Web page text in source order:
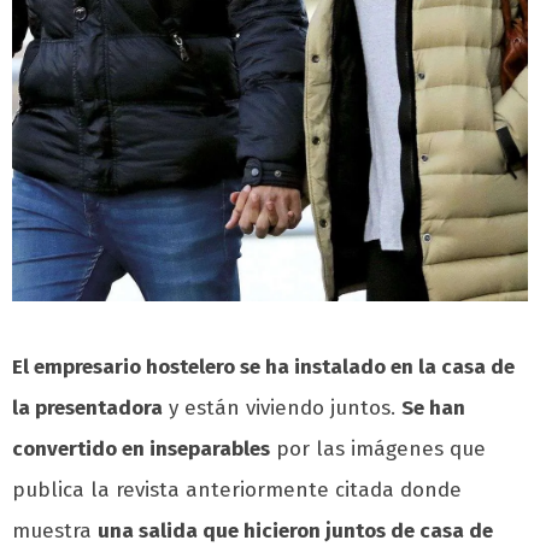
El empresario hostelero se ha instalado en la casa de
la presentadora y están viviendo juntos. Se han
convertido en inseparables por las imágenes que
publica la revista anteriormente citada donde
muestra una salida que hicieron juntos de casa de